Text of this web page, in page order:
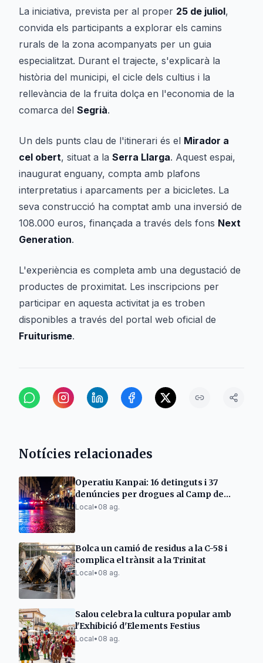
La iniciativa, prevista per al proper 25 de juliol,
convida els participants a explorar els camins
rurals de la zona acompanyats per un guia
especialitzat. Durant el trajecte, s'explicarà la
història del municipi, el cicle dels cultius i la
rellevància de la fruita dolça en l'economia de la
comarca del Segrià.
Un dels punts clau de l'itinerari és el Mirador a
cel obert, situat a la Serra Llarga. Aquest espai,
inaugurat enguany, compta amb plafons
interpretatius i aparcaments per a bicicletes. La
seva construcció ha comptat amb una inversió de
108.000 euros, finançada a través dels fons Next
Generation.
L'experiència es completa amb una degustació de
productes de proximitat. Les inscripcions per
participar en aquesta activitat ja es troben
disponibles a través del portal web oficial de
Fruiturisme.
Notícies relacionades
Operatiu Kanpai: 16 detinguts i 37
denúncies per drogues al Camp de
Tarragona
Local• 08 ag.
Bolca un camió de residus a la C-58 i
complica el trànsit a la Trinitat
Local• 08 ag.
Salou celebra la cultura popular amb
l'Exhibició d'Elements Festius
Local• 08 ag.